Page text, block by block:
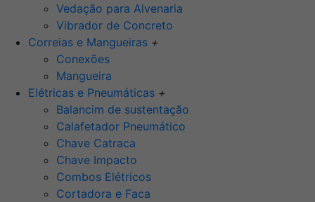
Vedação para Alvenaria
Vibrador de Concreto
Correias e Mangueiras +
Conexões
Mangueira
Elétricas e Pneumáticas +
Balancim de sustentação
Calafetador Pneumático
Chave Catraca
Chave Impacto
Combos Elétricos
Cortadora e Faca